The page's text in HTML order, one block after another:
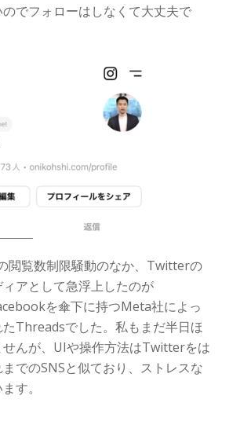
でフォローはしなくて大丈夫で
閲覧数制限騒動のなか、Twitterの
アとして急浮上したのが
を傘下に持つMeta社によっ
Threadsでした。私もまだ半日ほ
せんが、UIや操作方法はTwitterをは
でのSNSと似ており、ストレスな
す。